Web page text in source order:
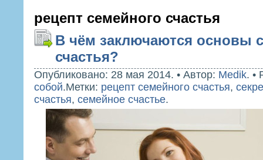
рецепт семейного счастья
В чём заключаются основы
счастья?
Опубликовано: 28 мая 2014. • Автор: Medik. •
собой.Метки: рецепт семейного счастья,
счастья, семейное счастье.